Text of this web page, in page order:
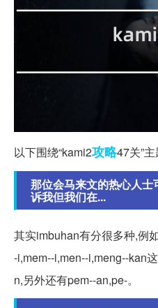
以下围绕“kami2攻略47关”
那位会马来文的热心人
诉我但我们在...
其实imbuhan有分很多种,例
-i,mem--i,men--i,meng--kan
n,另外还有pem--an,pe-。